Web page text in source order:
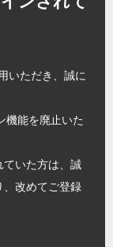
いただき、誠に
機能を廃止いた
ていた方は、誠
、改めてご登録